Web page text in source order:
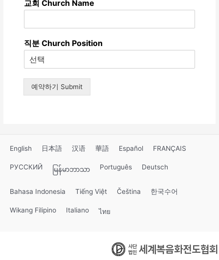
교회 Church Name
직분 Church Position
예약하기 Submit
English 日本語 汉语 華語 Español FRANÇAIS
РУССКИЙ မြန်မာဘာသာ Português Deutsch
Bahasa Indonesia Tiếng Việt Čeština 한국수어
Wikang Filipino Italiano ไทย